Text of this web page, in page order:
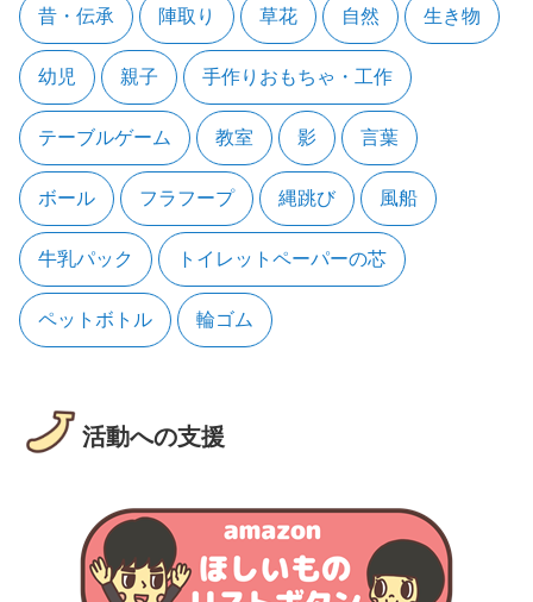
昔・伝承 陣取り 草花 自然 生き物
幼児 親子 手作りおもちゃ・工作
テーブルゲーム 教室 影 言葉
ボール フラフープ 縄跳び 風船
牛乳パック トイレットペーパーの芯
ペットボトル 輪ゴム
活動への支援